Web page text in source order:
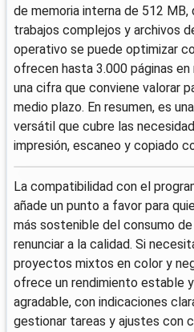
de memoria interna de 512
trabajos complejos y archivos
operativo se puede optimizar
ofrecen hasta 3.000 páginas
una cifra que conviene valorar
medio plazo. En resumen, es
versátil que cubre las
impresión, escaneo y copiado
La compatibilidad con el
añade un punto a favor para
más sostenible del consumo
renunciar a la calidad. Si
proyectos mixtos en color y
ofrece un rendimiento estable
agradable, con indicaciones
gestionar tareas y ajustes con